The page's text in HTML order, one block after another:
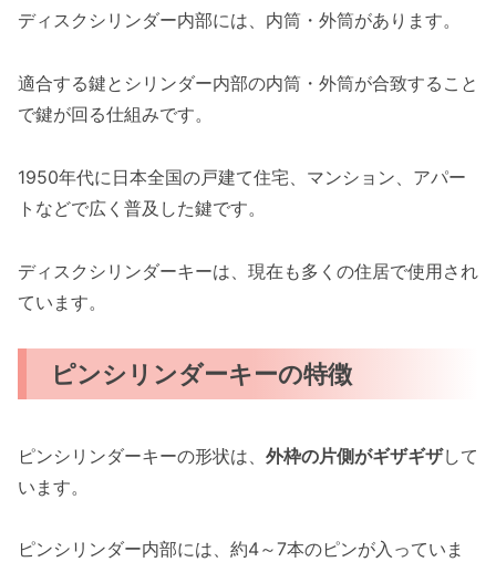
ディスクシリンダー内部には、内筒・外筒があります。
適合する鍵とシリンダー内部の内筒・外筒が合致すること
で鍵が回る仕組みです。
1950年代に日本全国の戸建て住宅、マンション、アパー
トなどで広く普及した鍵です。
ディスクシリンダーキーは、現在も多くの住居で使用され
ています。
ピンシリンダーキーの特徴
ピンシリンダーキーの形状は、 外枠の片側がギザギザして
います。
ピンシリンダー内部には、約4～7本のピンが入っていま